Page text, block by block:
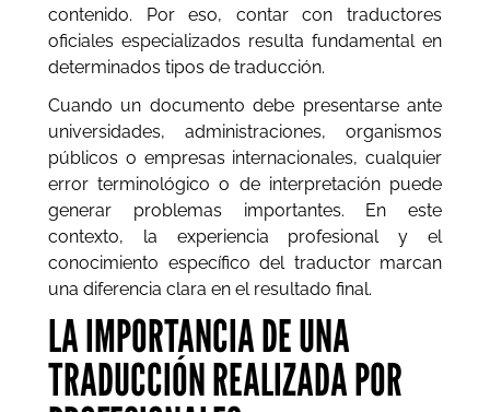
contenido. Por eso, contar con traductores
oficiales especializados resulta fundamental en
determinados tipos de traducción.
Cuando un documento debe presentarse ante
universidades, administraciones, organismos
públicos o empresas internacionales, cualquier
error terminológico o de interpretación puede
generar problemas importantes. En este
contexto, la experiencia profesional y el
conocimiento específico del traductor marcan
una diferencia clara en el resultado final.
LA IMPORTANCIA DE UNA
TRADUCCIÓN REALIZADA POR